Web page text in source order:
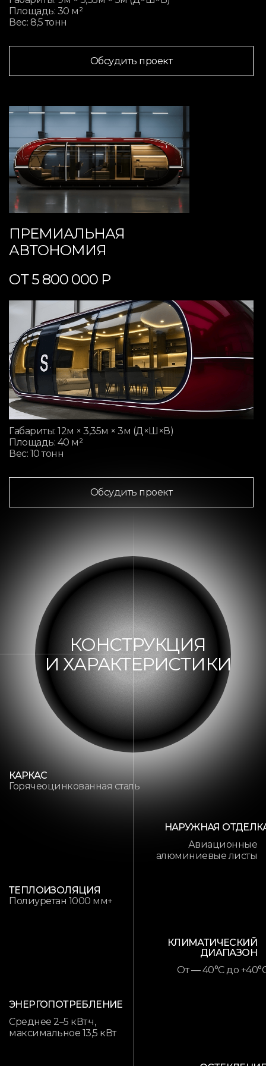
Площадь: 30 м²
Вес: 8,5 тонн
Обсудить проект
Габариты: 12м × 3,35м × 3м (Д×Ш×В)
Площадь: 40 м²
Вес: 10 тонн
ПРЕМИАЛЬНАЯ
АВТОНОМИЯ
ОТ 5 800 000 Р
Обсудить проект
КОНСТРУКЦИЯ
И ХАРАКТЕРИСТИКИ
От — 40°C до
КЛИМАТИЧЕСКИЙ
ДИАПАЗОН
Среднее 2–5 кВт·ч,
максимальное 13,5 кВт
ЭНЕРГОПОТРЕБЛЕНИЕ
КАРКАС
Горячеоцинкованная сталь
Авиационные
алюминиевые листы
НАРУЖНАЯ
ТЕПЛОИЗОЛЯЦИЯ
Полиуретан 1000 мм+